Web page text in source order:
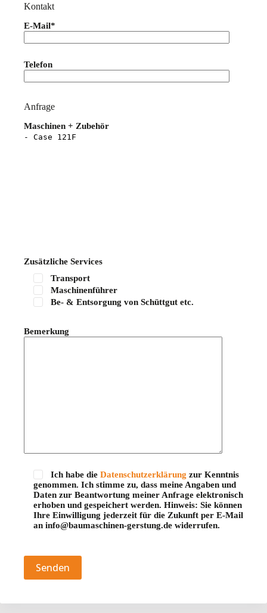
Kontakt
E-Mail*
Telefon
Anfrage
Maschinen + Zubehör
Zusätzliche Services
Transport
Maschinenführer
Be- & Entsorgung von Schüttgut etc.
Bemerkung
Ich habe dieDatenschutzerklärung zur Kenntnis
genommen. Ich stimme zu, dass meine Angaben und
Daten zur Beantwortung meiner Anfrage elektronisch
erhoben und gespeichert werden. Hinweis: Sie können
Ihre Einwilligung jederzeit für die Zukunft per E-Mail
an info@baumaschinen-gerstung.de widerrufen.